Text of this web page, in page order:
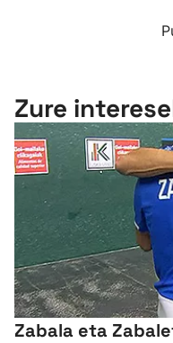
Zure
Zabala eta